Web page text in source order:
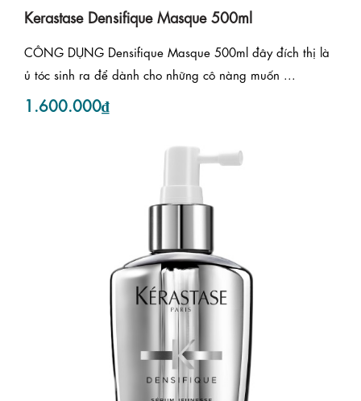
Kerastase Densifique Masque 500ml
CÔNG DỤNG Densifique Masque 500ml đây đích thị là
ủ tóc sinh ra để dành cho những cô nàng muốn ...
1.600.000₫